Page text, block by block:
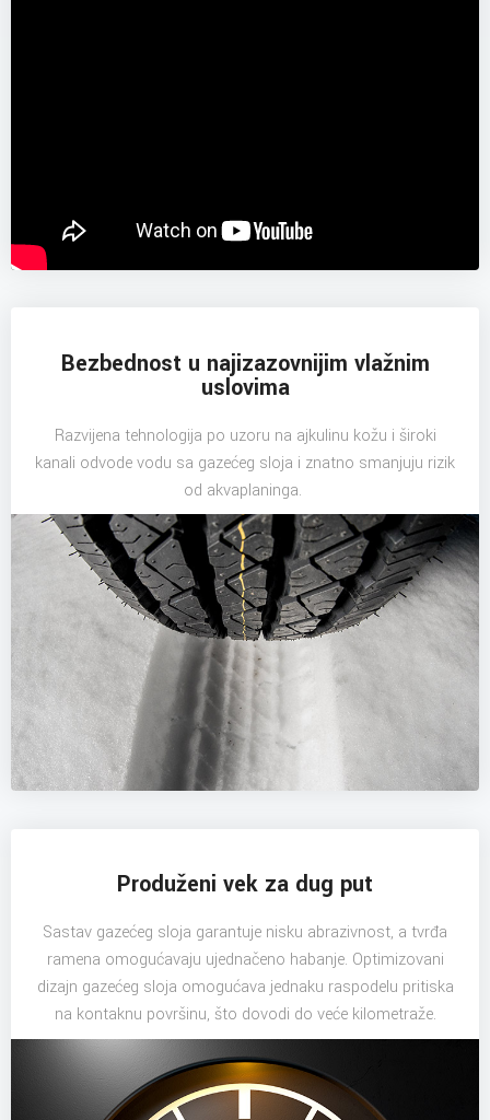
Bezbednost u najizazovnijim vlažnim
uslovima
Razvijena tehnologija po uzoru na ajkulinu kožu i široki
kanali odvode vodu sa gazećeg sloja i znatno smanjuju rizik
od akvaplaninga.
Produženi vek za dug put
Sastav gazećeg sloja garantuje nisku abrazivnost, a tvrđa
ramena omogućavaju ujednačeno habanje. Optimizovani
dizajn gazećeg sloja omogućava jednaku raspodelu pritiska
na kontaknu površinu, što dovodi do veće kilometraže.